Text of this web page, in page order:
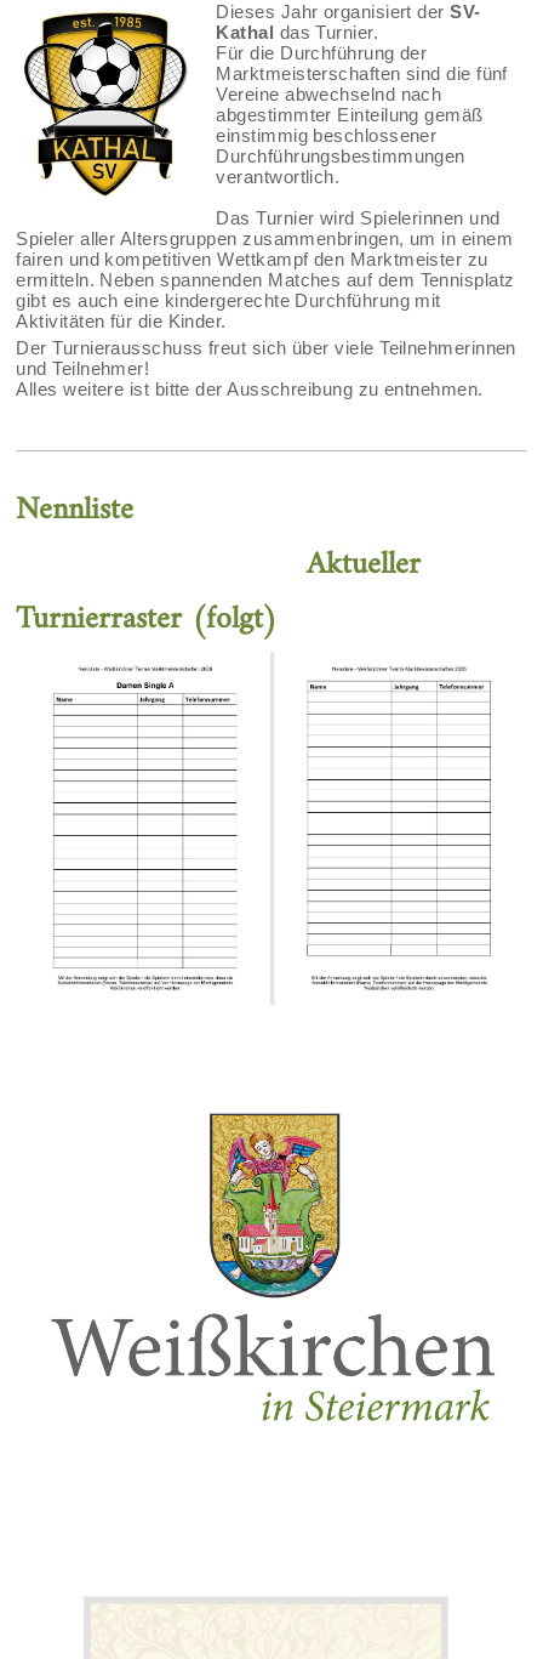
Dieses Jahr organisiert derSV-
Kathal das Turnier.
Für die Durchführung der
Marktmeisterschaften sind die fünf
Vereine abwechselnd nach
abgestimmter Einteilung gemäß
einstimmig beschlossener
Durchführungsbestimmungen
verantwortlich.
Das Turnier wird Spielerinnen und
Spieler aller Altersgruppen zusammenbringen, um in einem
fairen und kompetitiven Wettkampf den Marktmeister zu
ermitteln. Neben spannenden Matches auf dem Tennisplatz
gibt es auch eine kindergerechte Durchführung mit
Aktivitäten für die Kinder.
Der Turnierausschuss freut sich über viele Teilnehmerinnen
und Teilnehmer!
Alles weitere ist bitte der Ausschreibung zu entnehmen.
Nennliste
Aktueller
Turnierraster (folgt)